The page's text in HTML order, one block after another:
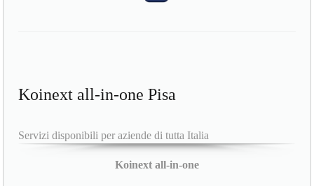
Koinext all-in-one Pisa
Servizi disponibili per aziende di tutta Italia
Koinext all-in-one